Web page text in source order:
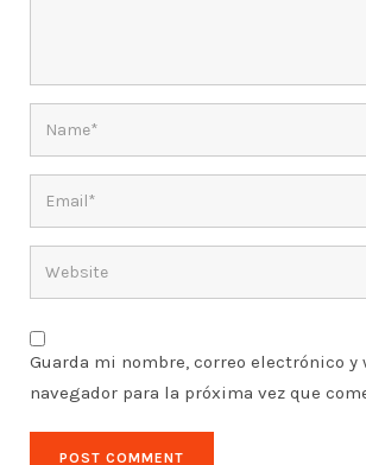
Guarda mi nombre, correo electrónico y
navegador para la próxima vez que